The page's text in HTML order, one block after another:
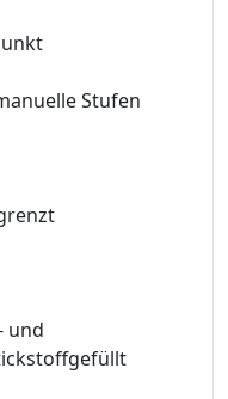
Stufen
und